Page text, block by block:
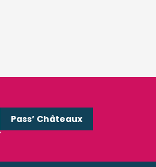
Pass’ Châteaux